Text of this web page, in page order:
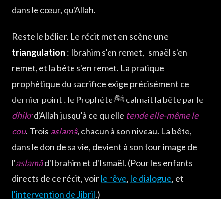
dans le cœur, qu'Allah.
Reste le bélier. Le récit met en scène une
triangulation : Ibrahim s'en remet, Ismaël s'en
remet, et la bête s'en remet. La pratique
prophétique du sacrifice exige précisément ce
dernier point : le Prophète ﷺ calmait la bête par le
dhikrd'Allah jusqu'à ce qu'elle tende elle-même le
cou. Trois aslamâ, chacun à son niveau. La bête,
dans le don de sa vie, devient à son tour image de
l'aslamâd'Ibrahim et d'Ismaël. (Pour les enfants
directs de ce récit, voirle rêve, le dialogue, et
l'intervention de Jibril.)